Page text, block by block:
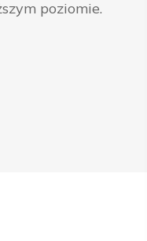
poziomie.